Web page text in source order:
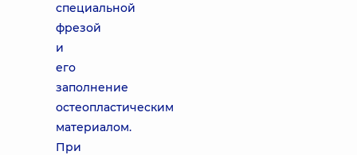
специальной
фрезой
и
его
заполнение
остеопластическим
материалом.
При